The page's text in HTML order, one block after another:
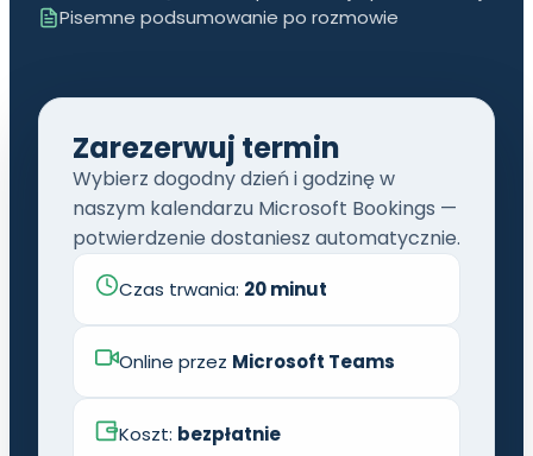
Pisemne podsumowanie po rozmowie
Zarezerwuj termin
Wybierz dogodny dzień i godzinę w
naszym kalendarzu Microsoft Bookings —
potwierdzenie dostaniesz automatycznie.
Czas trwania: 20 minut
Online przez Microsoft Teams
Koszt: bezpłatnie